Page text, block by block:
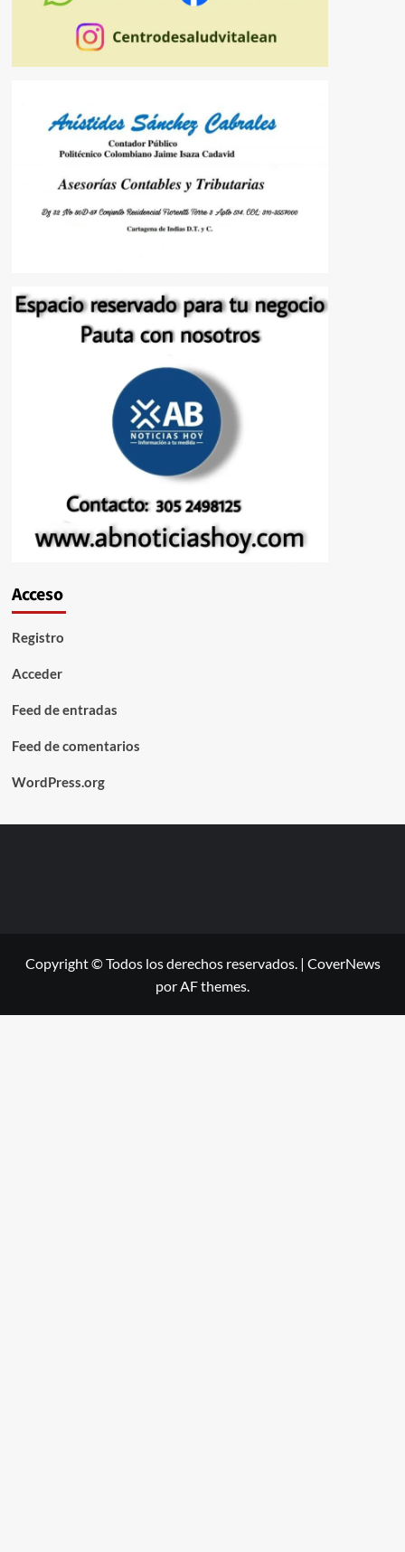
Acceso
Registro
Acceder
Feed de entradas
Feed de comentarios
WordPress.org
Copyright © Todos los derechos reservados. | CoverNews
por AF themes.